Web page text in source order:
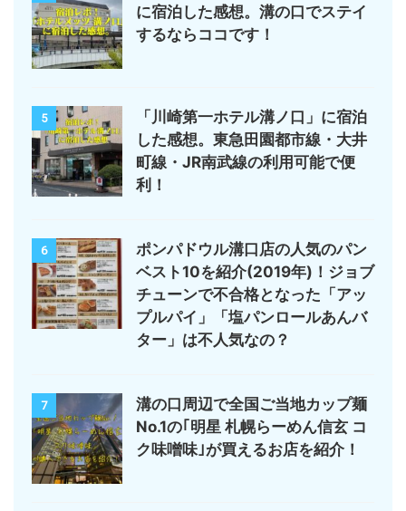
に宿泊した感想。溝の口でステイ
するならココです！
5
「川崎第一ホテル溝ノ口」に宿泊
した感想。東急田園都市線・大井
町線・JR南武線の利用可能で便
利！
6
ポンパドウル溝口店の人気のパン
ベスト10を紹介(2019年)！ジョブ
チューンで不合格となった「アッ
プルパイ」「塩パンロールあんバ
ター」は不人気なの？
7
溝の口周辺で全国ご当地カップ麺
No.1の｢明星 札幌らーめん信玄 コ
ク味噌味｣が買えるお店を紹介！